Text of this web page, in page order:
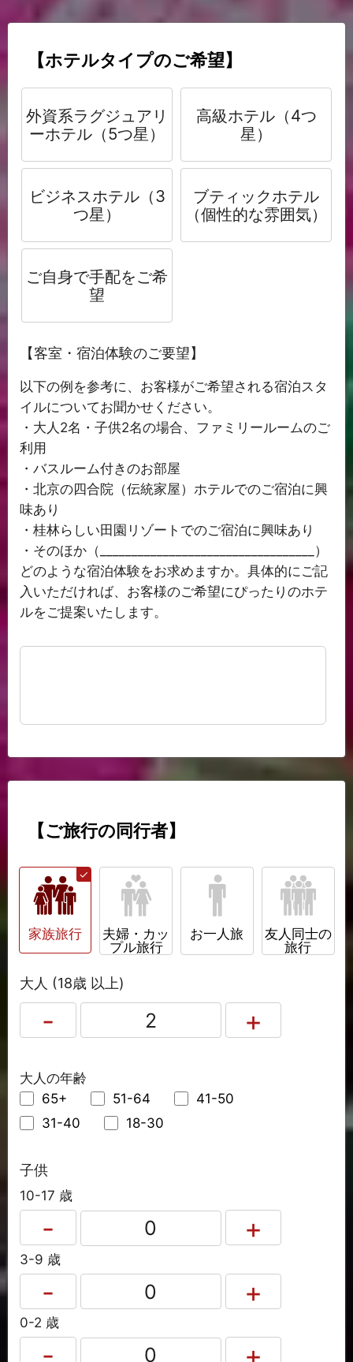
【ホテルタイプのご希望】
外資系ラグジュアリ
ーホテル（5つ星）
高級ホテル（4つ
星）
ビジネスホテル（3
つ星）
ブティックホテル
（個性的な雰囲気）
ご自身で手配をご希
望
【客室・宿泊体験のご要望】
以下の例を参考に、お客様がご希望される宿泊スタ
イルについてお聞かせください。
・大人2名・子供2名の場合、ファミリールームのご
利用
・バスルーム付きのお部屋
・北京の四合院（伝統家屋）ホテルでのご宿泊に興
味あり
・桂林らしい田園リゾートでのご宿泊に興味あり
・そのほか（__________________________________）
どのような宿泊体験をお求めますか。具体的にご記
入いただければ、お客様のご希望にぴったりのホテ
ルをご提案いたします。
【ご旅行の同行者】
家族旅行
夫婦・カッ
プル旅行
お一人旅
友人同士の
旅行
大人 (18歳 以上)
大人の年齢
65+
51-64
41-50
31-40
18-30
子供
10-17 歳
3-9 歳
0-2 歳